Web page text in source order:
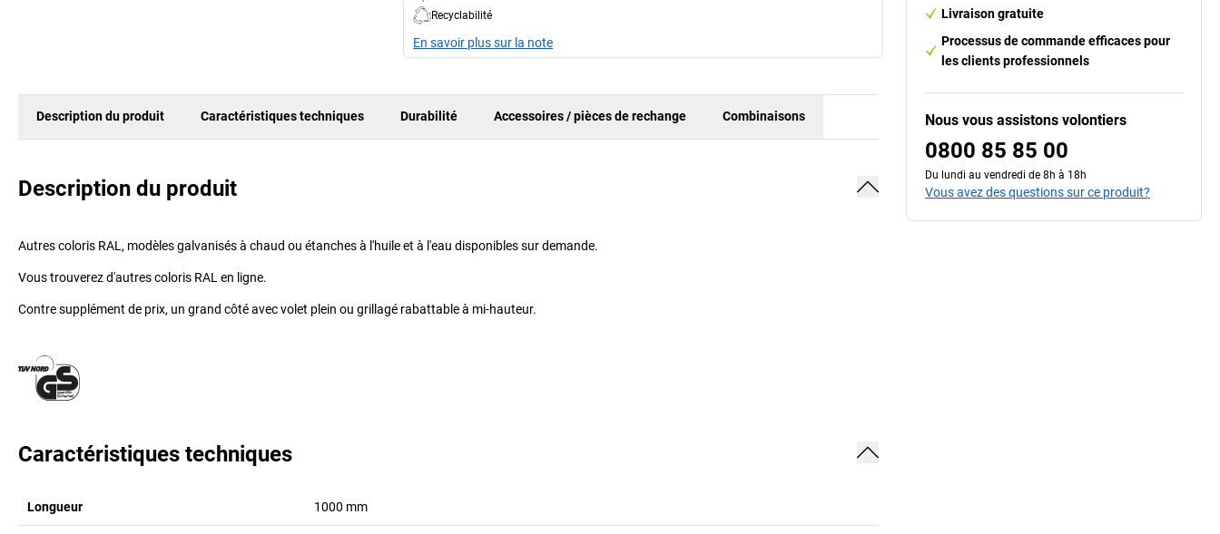
Recyclabilité
En savoir plus sur la note
Description du produit Caractéristiques techniques Durabilité Accessoires / pièces de rechange Combinaisons
Description du produit
Autres coloris RAL, modèles galvanisés à chaud ou étanches à l'huile et à l'eau disponibles sur demande.
Vous trouverez d'autres coloris RAL en ligne.
Contre supplément de prix, un grand côté avec volet plein ou grillagé rabattable à mi-hauteur.
Caractéristiques techniques
Longueur 1000 mm
Livraison gratuite
Processus de commande efficaces pour
les clients professionnels
Nous vous assistons volontiers
0800 85 85 00
Du lundi au vendredi de 8h à 18h
Vous avez des questions sur ce produit?